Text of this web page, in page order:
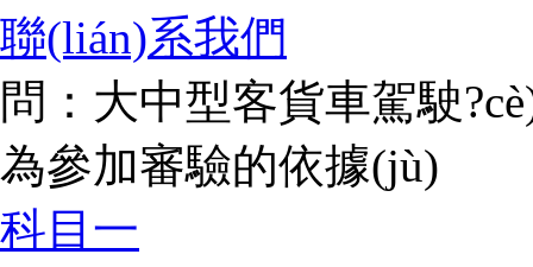
聯(lián)系我們
問：大中型客貨車駕駛
為參加審驗的依據(jù)
科目一